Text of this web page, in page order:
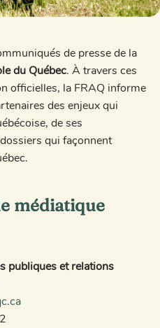
de presse de la
du Québec. À travers ces
officielles, la FRAQ informe
des enjeux qui
de ses
qui façonnent
médiatique
publiques et relations